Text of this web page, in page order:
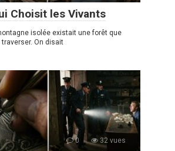
Choisit les Vivants
isolée existait une forêt que
traverser. On disait
0 32 vues